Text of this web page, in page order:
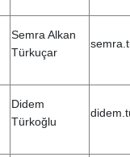
Semra Alkan
Türkuçar
Didem
Türkoğlu